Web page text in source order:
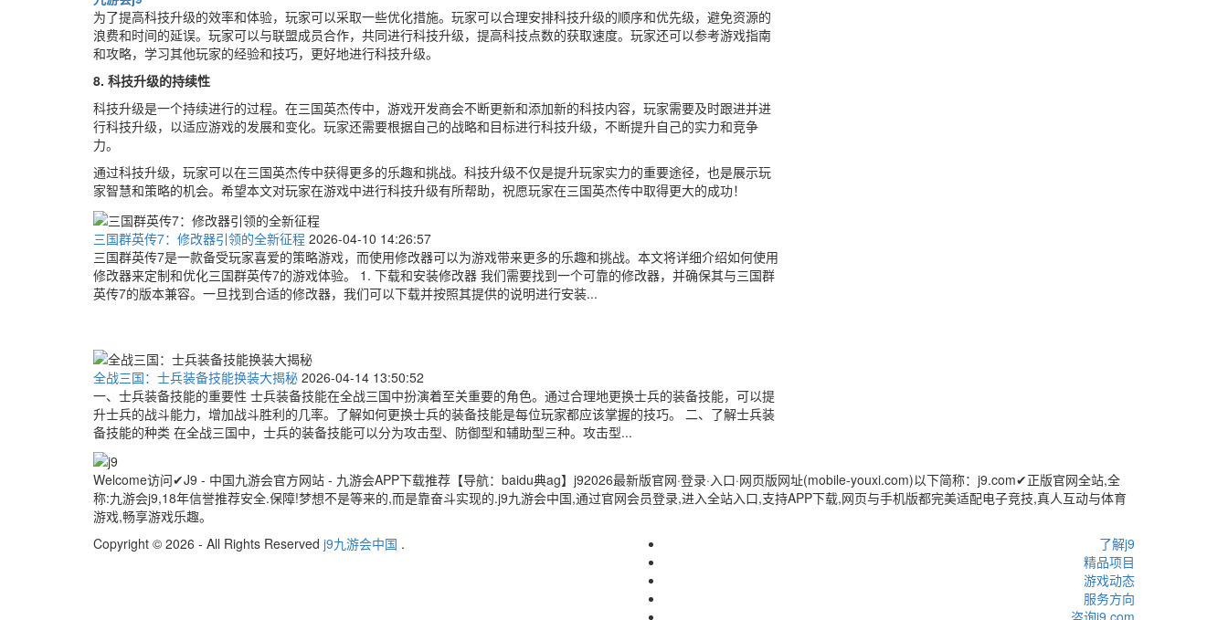
为了提高科技升级的效率和体验，玩家可以采取一些优化措施。玩家可以合理安排科技升级的顺序和优先级，避免资源的
浪费和时间的延误。玩家可以与联盟成员合作，共同进行科技升级，提高科技点数的获取速度。玩家还可以参考游戏指南
和攻略，学习其他玩家的经验和技巧，更好地进行科技升级。
8. 科技升级的持续性
科技升级是一个持续进行的过程。在三国英杰传中，游戏开发商会不断更新和添加新的科技内容，玩家需要及时跟进并进
行科技升级，以适应游戏的发展和变化。玩家还需要根据自己的战略和目标进行科技升级，不断提升自己的实力和竞争
力。
通过科技升级，玩家可以在三国英杰传中获得更多的乐趣和挑战。科技升级不仅是提升玩家实力的重要途径，也是展示玩
家智慧和策略的机会。希望本文对玩家在游戏中进行科技升级有所帮助，祝愿玩家在三国英杰传中取得更大的成功！
三国群英传7：修改器引领的全新征程 2026-04-10 14:26:57
三国群英传7是一款备受玩家喜爱的策略游戏，而使用修改器可以为游戏带来更多的乐趣和挑战。本文将详细介绍如何使用
修改器来定制和优化三国群英传7的游戏体验。 1. 下载和安装修改器 我们需要找到一个可靠的修改器，并确保其与三国群
英传7的版本兼容。一旦找到合适的修改器，我们可以下载并按照其提供的说明进行安装...
全战三国：士兵装备技能换装大揭秘 2026-04-14 13:50:52
一、士兵装备技能的重要性 士兵装备技能在全战三国中扮演着至关重要的角色。通过合理地更换士兵的装备技能，可以提
升士兵的战斗能力，增加战斗胜利的几率。了解如何更换士兵的装备技能是每位玩家都应该掌握的技巧。 二、了解士兵装
备技能的种类 在全战三国中，士兵的装备技能可以分为攻击型、防御型和辅助型三种。攻击型...
Welcome访问✔J9 - 中国九游会官方网站 - 九游会APP下载推荐【导航：baidu典ag】j92026最新版官网·登录·入口·网页版网址(mobile-youxi.com)以下简称：j9.com✔正版官网全站,全
称:九游会j9,18年信誉推荐安全.保障!梦想不是等来的,而是靠奋斗实现的.j9九游会中国,通过官网会员登录,进入全站入口,支持APP下载,网页与手机版都完美适配电子竞技,真人互动与体育
游戏,畅享游戏乐趣。
Copyright © 2026 - All Rights Reserved j9九游会中国 .
了解j9
精品项目
游戏动态
服务方向